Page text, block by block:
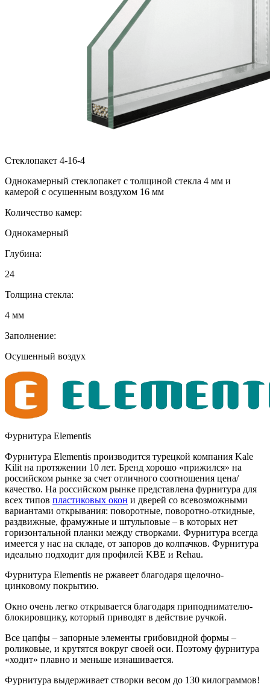
Стеклопакет 4-16-4
Однокамерный стеклопакет с толщиной стекла 4 мм и
камерой с осушенным воздухом 16 мм
Количество камер:
Однокамерный
Глубина:
24
Толщина стекла:
4 мм
Заполнение:
Осушенный воздух
Фурнитура Elementis
Фурнитура Elementis производится турецкой компания Kale
Kilit на протяжении 10 лет. Бренд хорошо «прижился» на
российском рынке за счет отличного соотношения цена/
качество. На российском рынке представлена фурнитура для
всех типов пластиковых окон и дверей со всевозможными
вариантами открывания: поворотные, поворотно-откидные,
раздвижные, фрамужные и штульповые – в которых нет
горизонтальной планки между створками. Фурнитура всегда
имеется у нас на складе, от запоров до колпачков. Фурнитура
идеально подходит для профилей KBE и Rehau.
Фурнитура Elementis не ржавеет благодаря щелочно-
цинковому покрытию.
Окно очень легко открывается благодаря приподнимателю-
блокировщику, который приводят в действие ручкой.
Все цапфы – запорные элементы грибовидной формы –
роликовые, и крутятся вокруг своей оси. Поэтому фурнитура
«ходит» плавно и меньше изнашивается.
Фурнитура выдерживает створки весом до 130 килограммов!